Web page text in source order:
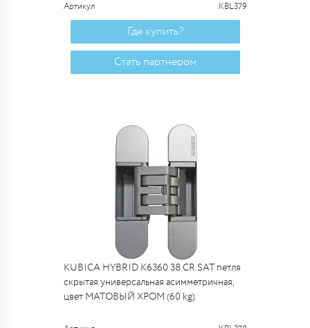
Артикул KBL379
Где купить?
Стать партнером
KUBICA HYBRID K6360 38 CR.SAT петля
скрытая универсальная асимметричная,
цвет МАТОВЫЙ ХРОМ (60 kg)